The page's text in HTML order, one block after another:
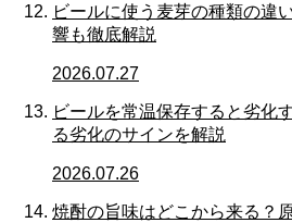
ビールに使う麦芽の種類の違
響も徹底解説
2026.07.27
ビールを常温保存すると劣化
る劣化のサインを解説
2026.07.26
焼酎の旨味はどこから来る？